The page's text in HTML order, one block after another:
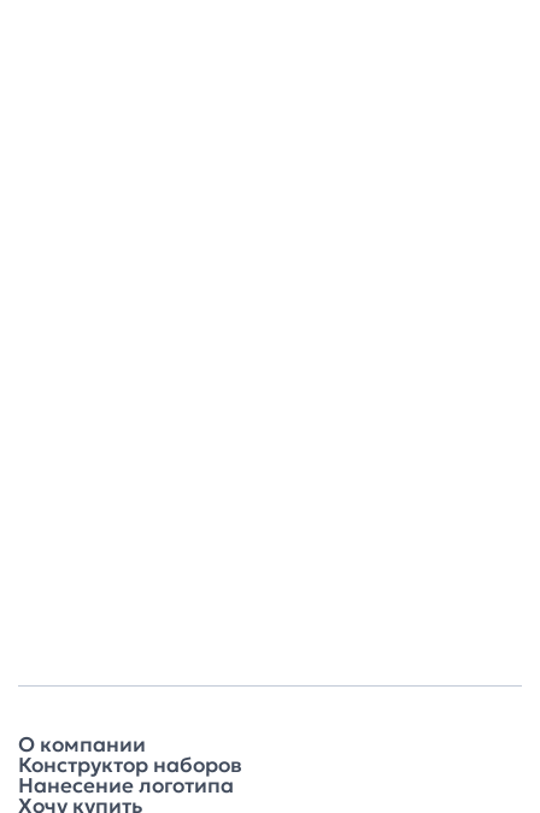
О компании
Конструктор наборов
Нанесение логотипа
Хочу купить